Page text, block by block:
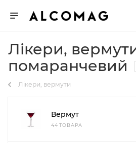
Лікери,
помаранчевий
Лікери, вермути
Вермут
44 ТОВАРА